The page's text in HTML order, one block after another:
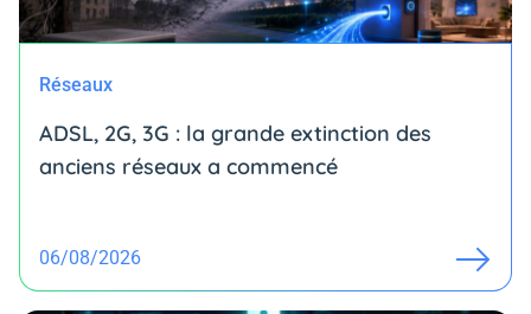
Réseaux
ADSL, 2G, 3G : la grande extinction des
anciens réseaux a commencé
06/08/2026